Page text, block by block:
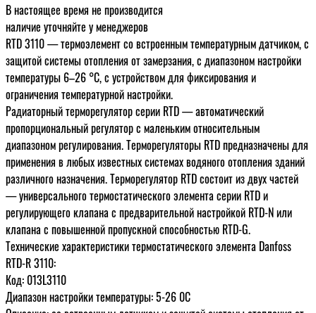
В настоящее время не производится
наличие уточняйте у менеджеров
RTD 3110 — термоэлемент со встроенным температурным датчиком, с
защитой системы отопления от замерзания, с диапазоном настройки
температуры 6–26 °С, с устройством для фиксирования и
ограничения температурной настройки.
Радиаторный терморегулятор серии RTD — автоматический
пропорциональный регулятор с маленьким относительным
диапазоном регулирования. Терморегуляторы RTD предназначены для
применения в любых известных системах водяного отопления зданий
различного назначения. Терморегулятор RTD состоит из двух частей
— универсального термостатического элемента серии RTD и
регулирующего клапана с предварительной настройкой RTD-N или
клапана с повышенной пропускной способностью RTD-G.
Технические характеристики термостатического элемента Danfoss
RTD-R 3110:
Код: 013L3110
Диапазон настройки температуры: 5-26 0С